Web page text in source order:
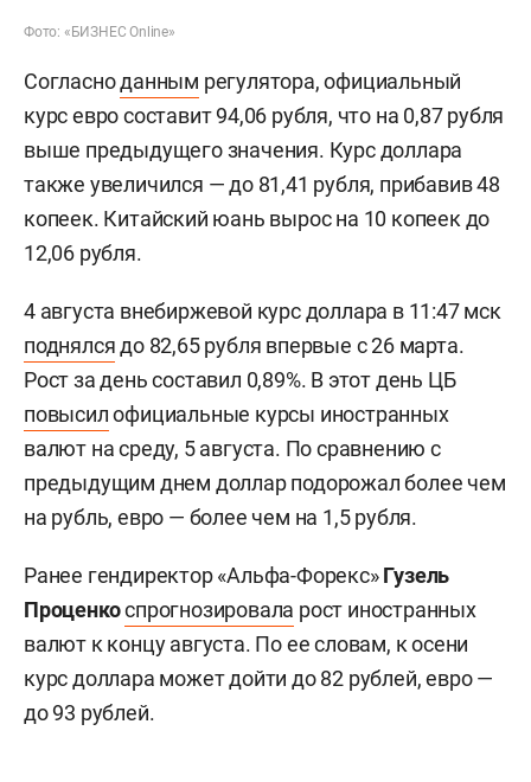
Фото: «БИЗНЕС Online»
Согласноданным регулятора, официальный
курс евро составит 94,06 рубля, что на 0,87 рубля
выше предыдущего значения. Курс доллара
также увеличился — до 81,41 рубля, прибавив 48
копеек. Китайский юань вырос на 10 копеек до
12,06 рубля.
4 августа внебиржевой курс доллара в 11:47 мск
поднялсядо 82,65 рубля впервые с 26 марта.
Рост за день составил 0,89%. В этот день ЦБ
повысилофициальные курсы иностранных
валют на среду, 5 августа. По сравнению с
предыдущим днем доллар подорожал более чем
на рубль, евро — более чем на 1,5 рубля.
Ранее гендиректор «Альфа-Форекс»Гузель
Проценкоспрогнозировала рост иностранных
валют к концу августа. По ее словам, к осени
курс доллара может дойти до 82 рублей, евро —
до 93 рублей.